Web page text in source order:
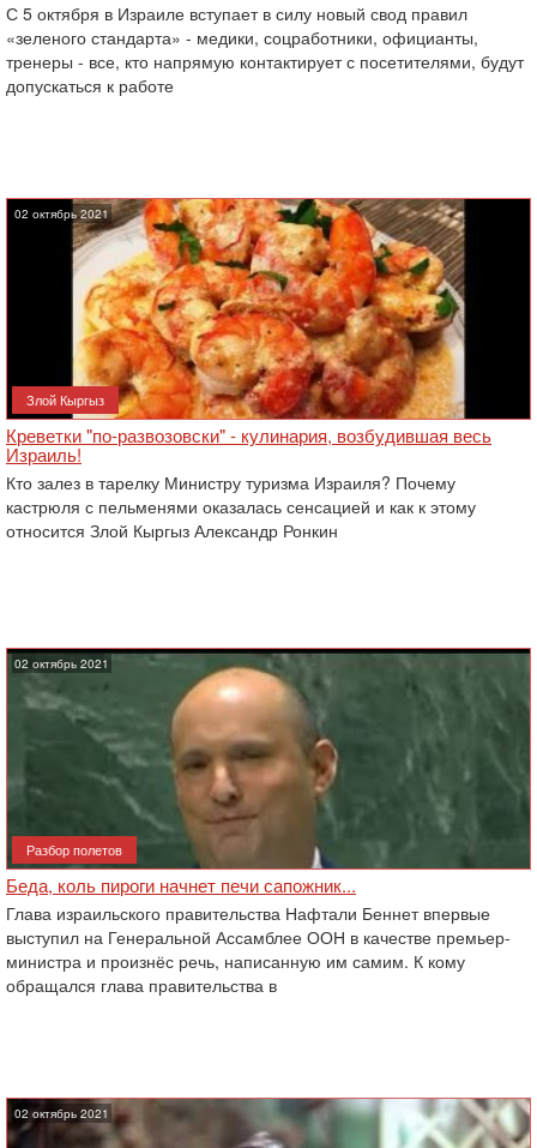
С 5 октября в Израиле вступает в силу новый свод правил
«зеленого стандарта» - медики, соцработники, официанты,
тренеры - все, кто напрямую контактирует с посетителями, будут
допускаться к работе
02 октябрь 2021
Злой Кыргыз
Креветки "по-развозовски" - кулинария, возбудившая весь
Израиль!
Кто залез в тарелку Министру туризма Израиля? Почему
кастрюля с пельменями оказалась сенсацией и как к этому
относится Злой Кыргыз Александр Ронкин
02 октябрь 2021
Разбор полетов
Беда, коль пироги начнет печи сапожник...
Глава израильского правительства Нафтали Беннет впервые
выступил на Генеральной Ассамблее ООН в качестве премьер-
министра и произнёс речь, написанную им самим. К кому
обращался глава правительства в
02 октябрь 2021